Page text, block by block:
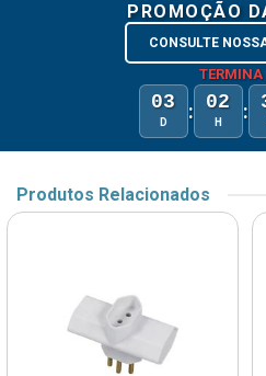
PROMOÇÃO
CONSULTE
TERMINA
03
D : 02
H :
Produtos Relacionados